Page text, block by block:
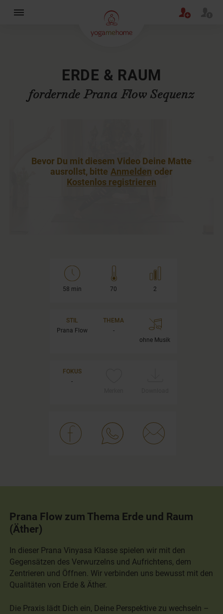
ERDE & RAUM
fordernde Prana Flow Sequenz
Bevor Du mit diesem Video Deine Matte
ausrollst, bitte Anmelden oder
Kostenlos registrieren
58 min 70 2
STIL
Prana Flow
THEMA
-
ohne Musik
FOKUS
-
Prana Flow zum Thema Erde und Raum
(Äther)
In dieser Prana Vinyasa Klasse spielen wir mit den
Gegensätzen des Verwurzelns und Aufrichtens, dem
Zentrieren und Öffnen. Wir verbinden uns bewusst mit den
Qualitäten von Erde & Äther.
Die Praxis lädt Dich ein, Deine Perspektive zu wechseln –